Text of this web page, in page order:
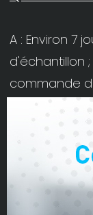
A : Environ 7
d'échantillon